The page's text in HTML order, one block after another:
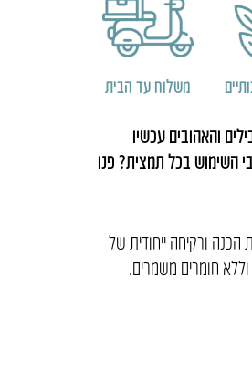
משלוח עד הבית
והאהובים עכשיו
השימוש בכל תמצית? פנו
הכנה ורקיחה ייחודית של
חומרים משמרים.